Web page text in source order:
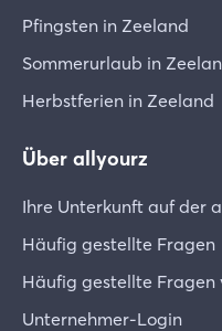
Pfingsten in Zeeland
Sommerurlaub in
Herbstferien in Zeeland
Über allyourz
Ihre Unterkunft auf der
Häufig gestellte Fragen
Häufig gestellte Fragen
Unternehmer-Login